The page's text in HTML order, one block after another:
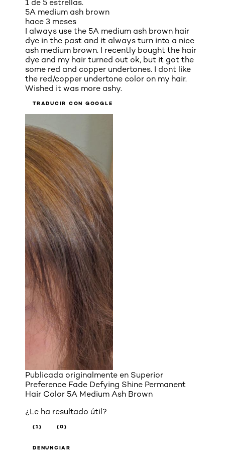
1 de 5 estrellas.
5A medium ash brown
hace 3 meses
I always use the 5A medium ash brown hair
dye in the past and it always turn into a nice
ash medium brown. I recently bought the hair
dye and my hair turned out ok, but it got the
some red and copper undertones. I dont like
the red/copper undertone color on my hair.
Wished it was more ashy.
TRADUCIR CON GOOGLE
Publicada originalmente en Superior
Preference Fade Defying Shine Permanent
Hair Color 5A Medium Ash Brown
¿Le ha resultado útil?
(1) (0)
DENUNCIAR